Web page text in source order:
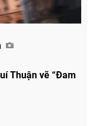
Thuận vẽ “Đam